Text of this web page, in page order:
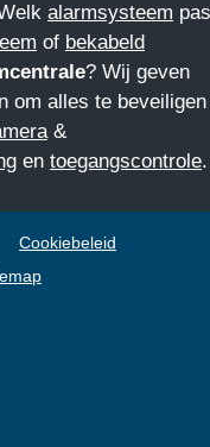
alarmsysteem
of bekabeld
? Wij geven
om alles te beveiligen
&
en toegangscontrole.
Cookiebeleid